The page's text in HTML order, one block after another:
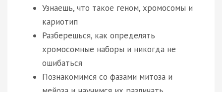
Узнаешь, что такое геном, хромосомы и
кариотип
Разберешься, как определять
хромосомные наборы и никогда не
ошибаться
Познакомимся со фазами митоза и